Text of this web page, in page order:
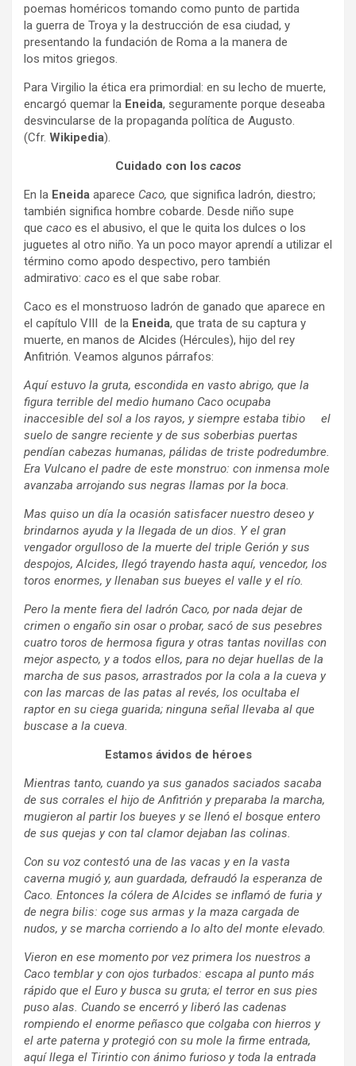
poemas homéricos tomando como punto de partida
la guerra de Troya y la destrucción de esa ciudad, y
presentando la fundación de Roma a la manera de
los mitos griegos.
Para Virgilio la ética era primordial: en su lecho de muerte,
encargó quemar la Eneida, seguramente porque deseaba
desvincularse de la propaganda política de Augusto.
(Cfr. Wikipedia).
Cuidado con los cacos
En la Eneida aparece Caco, que significa ladrón, diestro;
también significa hombre cobarde. Desde niño supe
que caco es el abusivo, el que le quita los dulces o los
juguetes al otro niño. Ya un poco mayor aprendí a utilizar el
término como apodo despectivo, pero también
admirativo: caco es el que sabe robar.
Caco es el monstruoso ladrón de ganado que aparece en
el capítulo VIII de la Eneida, que trata de su captura y
muerte, en manos de Alcides (Hércules), hijo del rey
Anfitrión. Veamos algunos párrafos:
Aquí estuvo la gruta, escondida en vasto abrigo, que la
figura terrible del medio humano Caco ocupaba
inaccesible del sol a los rayos, y siempre estaba tibio el
suelo de sangre reciente y de sus soberbias puertas
pendían cabezas humanas, pálidas de triste podredumbre.
Era Vulcano el padre de este monstruo: con inmensa mole
avanzaba arrojando sus negras llamas por la boca.
Mas quiso un día la ocasión satisfacer nuestro deseo y
brindarnos ayuda y la llegada de un dios. Y el gran
vengador orgulloso de la muerte del triple Gerión y sus
despojos, Alcides, llegó trayendo hasta aquí, vencedor, los
toros enormes, y llenaban sus bueyes el valle y el río.
Pero la mente fiera del ladrón Caco, por nada dejar de
crimen o engaño sin osar o probar, sacó de sus pesebres
cuatro toros de hermosa figura y otras tantas novillas con
mejor aspecto, y a todos ellos, para no dejar huellas de la
marcha de sus pasos, arrastrados por la cola a la cueva y
con las marcas de las patas al revés, los ocultaba el
raptor en su ciega guarida; ninguna señal llevaba al que
buscase a la cueva.
Estamos ávidos de héroes
Mientras tanto, cuando ya sus ganados saciados sacaba
de sus corrales el hijo de Anfitrión y preparaba la marcha,
mugieron al partir los bueyes y se llenó el bosque entero
de sus quejas y con tal clamor dejaban las colinas.
Con su voz contestó una de las vacas y en la vasta
caverna mugió y, aun guardada, defraudó la esperanza de
Caco. Entonces la cólera de Alcides se inflamó de furia y
de negra bilis: coge sus armas y la maza cargada de
nudos, y se marcha corriendo a lo alto del monte elevado.
Vieron en ese momento por vez primera los nuestros a
Caco temblar y con ojos turbados: escapa al punto más
rápido que el Euro y busca su gruta; el terror en sus pies
puso alas. Cuando se encerró y liberó las cadenas
rompiendo el enorme peñasco que colgaba con hierros y
el arte paterna y protegió con su mole la firme entrada,
aquí llega el Tirintio con ánimo furioso y toda la entrada